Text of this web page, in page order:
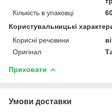
Кількість в упаковці
Користувальницькі
Корисні речовини
Оригінал
Приховати
Умови доставки